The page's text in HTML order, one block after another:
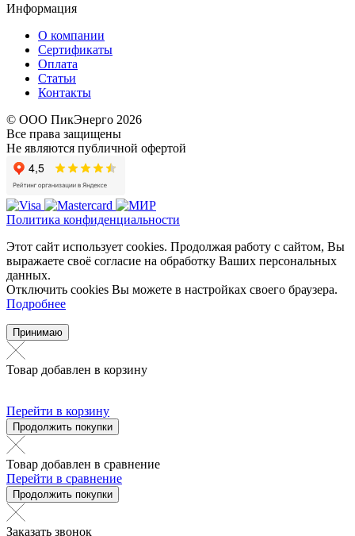
Информация
О компании
Сертификаты
Оплата
Статьи
Контакты
© ООО ПикЭнерго 2026
Все права защищены
Не являются публичной офертой
Политика конфиденциальности
Этот сайт использует cookies. Продолжая работу с сайтом, Вы
выражаете своё согласие на обработку Ваших персональных
данных.
Отключить cookies Вы можете в настройках своего браузера.
Подробнее
Принимаю
Товар добавлен в корзину
Перейти в корзину
Продолжить покупки
Товар добавлен в сравнение
Перейти в сравнение
Продолжить покупки
Заказать звонок